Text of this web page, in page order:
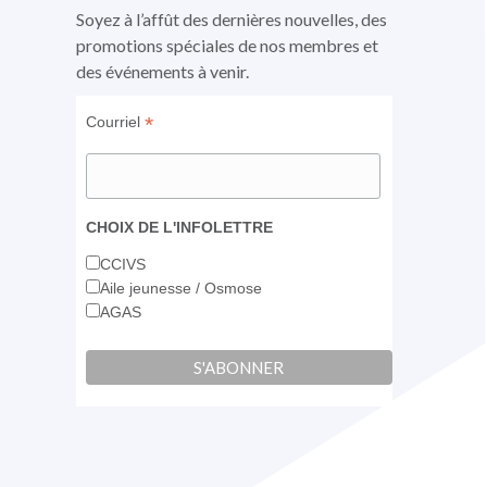
fenêtrefenêtre
Soyez à l’affût des dernières nouvelles, des
promotions spéciales de nos membres et
des événements à venir.
Courriel *
CHOIX DE L'INFOLETTRE
CCIVS
Aile jeunesse / Osmose
AGAS